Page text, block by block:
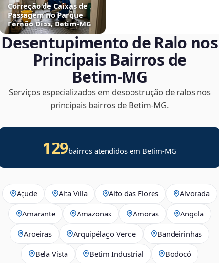
Correção de Caixas de
Passagem no Parque
Fernão Dias, Betim‑MG
Desentupimento de Ralo nos
Principais Bairros de
Betim‑MG
Serviços especializados em desobstrução de ralos nos
principais bairros de Betim‑MG.
129bairros atendidos em Betim-MG
Açude Alta Villa Alto das Flores Alvorada
Amarante Amazonas Amoras Angola
Aroeiras Arquipélago Verde Bandeirinhas
Bela Vista Betim Industrial Bodocó